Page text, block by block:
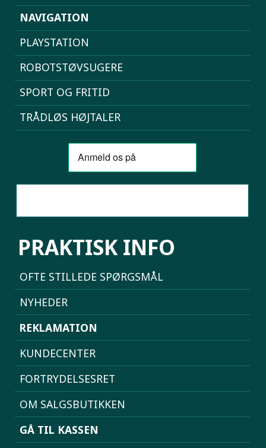
NAVIGATION
PLAYSTATION
ROBOTSTØVSUGERE
SPORT OG FRITID
TRÅDLØS HØJTALER
PRAKTISK INFO
OFTE STILLEDE SPØRGSMÅL
NYHEDER
REKLAMATION
KUNDECENTER
FORTRYDELSESRET
OM SALGSBUTIKKEN
GÅ TIL KASSEN